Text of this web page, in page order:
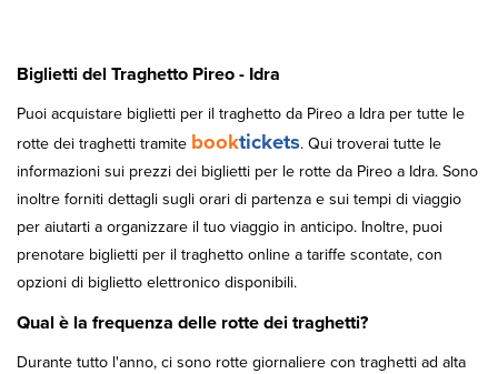
Biglietti del Traghetto Pireo - Idra
Puoi acquistare biglietti per il traghetto da Pireo a Idra per tutte le
rotte dei traghetti tramite booktickets. Qui troverai tutte le
informazioni sui prezzi dei biglietti per le rotte da Pireo a Idra. Sono
inoltre forniti dettagli sugli orari di partenza e sui tempi di viaggio
per aiutarti a organizzare il tuo viaggio in anticipo. Inoltre, puoi
prenotare biglietti per il traghetto online a tariffe scontate, con
opzioni di biglietto elettronico disponibili.
Qual è la frequenza delle rotte dei traghetti?
Durante tutto l'anno, ci sono rotte giornaliere con traghetti ad alta